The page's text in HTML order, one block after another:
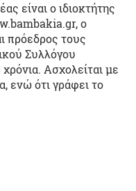
είναι ο ιδιοκτήτης
ο
πρόεδρος τους
Συλλόγου
Ασχολείται με
ενώ ότι γράφει το